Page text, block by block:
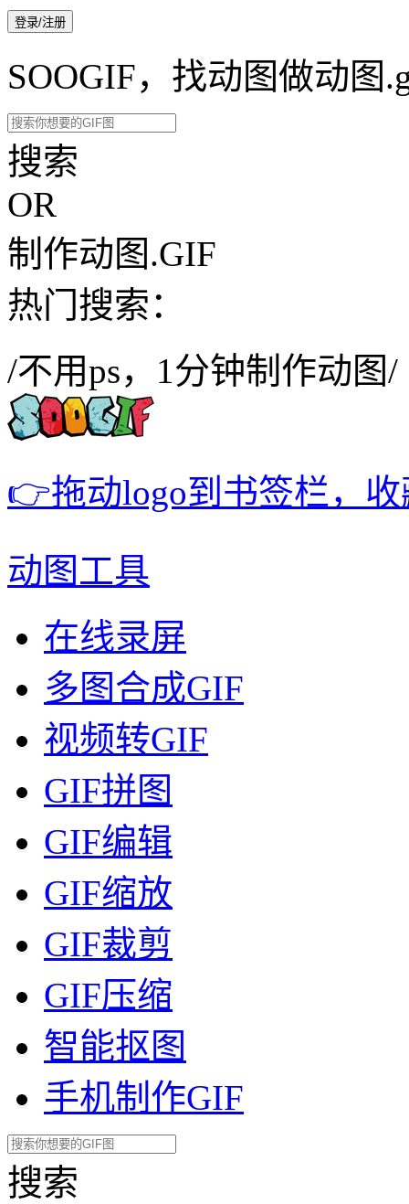
登录/注册
SOOGIF，找动图做动图
搜索
OR
制作动图.GIF
热门搜索：
/不用ps，1分钟制作动图/
👉拖动logo到书签栏，
动图工具
在线录屏
多图合成GIF
视频转GIF
GIF拼图
GIF编辑
GIF缩放
GIF裁剪
GIF压缩
智能抠图
手机制作GIF
搜索